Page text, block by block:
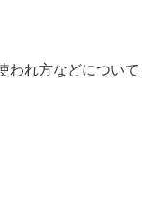
れ方などについて